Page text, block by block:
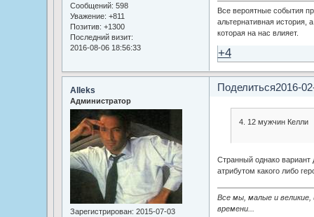
Сообщений: 598
Уважение: +811
Позитив: +1300
Последний визит:
2016-08-06 18:56:33
Все вероятные события
альтернативная история,
которая на нас влияет.
+4
Поделиться2016-
Alleks
Администратор
Зарегистрирован: 2015-07-03
4. 12 мужчин Келли
Странный однако вариант
атрибутом какого либо
Все мы, малые и
времени...